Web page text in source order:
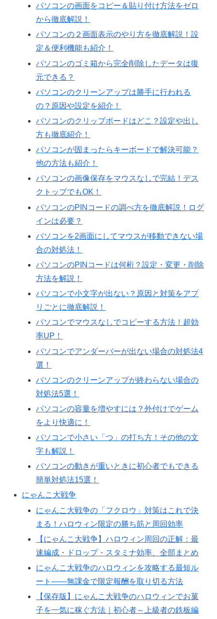
パソコンの画面をコピー＆貼り付け方法をゼロ
から徹底解説！
パソコンの２画面表示のやり方を徹底解説！設
定＆便利機能も紹介！
パソコンのゴミ箱から完全削除したデータは復
元できる？
パソコンのクリーンアップは勝手に行われる
の？原因や設定を紹介！
パソコンのクリップボードはどこ？設定や出し
方も徹底紹介！
パソコンが固まったらキーボードで解決可能？
他の方法も紹介！
パソコンの画像保存をマウスなしで完結！デス
クトップでもOK！
パソコンのPINコードの調べ方を徹底解説！ログ
インは必要？
パソコンを2画面にしてマウスが移動できない場
合の対処法！
パソコンのPINコードは何桁？設定・変更・削除
方法を解説！
パソコンで小文字が出ない？原因と対策をアプ
リごとに徹底解説！
パソコンでマウスなしでコピーする方法！超効
率UP！
パソコンでアンダーバーが出ない場合の対処法4
選！
パソコンのクリーンアップが終わらない場合の
対処法5選！
パソコンの容量を増やすには？外付けでゲーム
をより快適に！
パソコンで小さい「つ」の打ち方！その他の文
字も解説！
パソコンの動きが重いときに初心者でもできる
簡単対処法15選！
にゃんこ大戦争
にゃんこ大戦争の「フクロウ」対策はこれで決
まる！ハロウィン限定の勝ち筋と周回効率
【にゃんこ大戦争】ハロウィン周回の正解：最
速編成・ドロップ・スタミナ効率、全部まとめ
にゃんこ大戦争のハロウィンを攻略する最短ル
ート——無課金で限定報酬を取り切る方法
【保存版】にゃんこ大戦争のハロウィンでお菓
子を一気に稼ぐ方法｜初心者～上級者の鉄板編